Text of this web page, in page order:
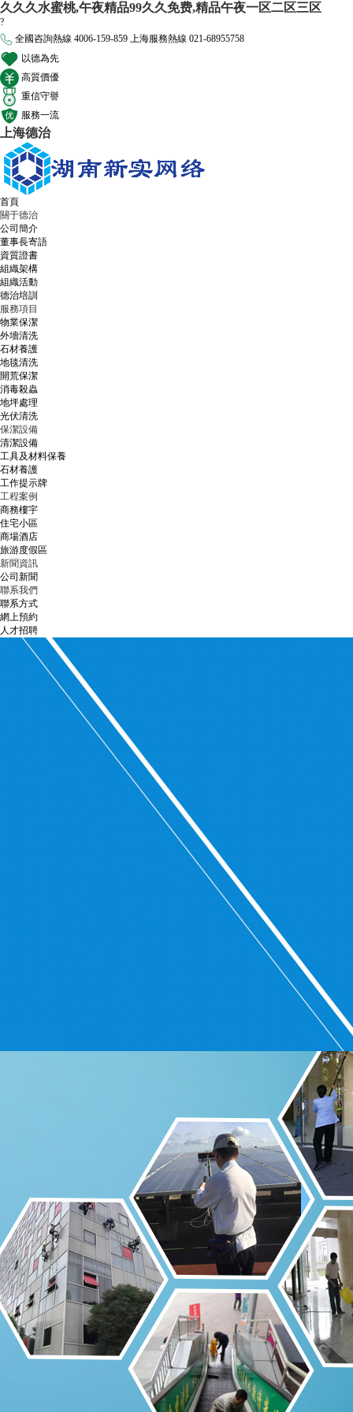
久久久水蜜桃,午夜精品99久久免费,精品午夜一区二区三区
?
全國咨詢熱線 4006-159-859 上海服務熱線 021-68955758
以德為先
高質價優
重信守譽
服務一流
上海德治
首頁
關于德治
公司簡介
董事長寄語
資質證書
組織架構
組織活動
德治培訓
服務項目
物業保潔
外墻清洗
石材養護
地毯清洗
開荒保潔
消毒殺蟲
地坪處理
光伏清洗
保潔設備
清潔設備
工具及材料保養
石材養護
工作提示牌
工程案例
商務樓宇
住宅小區
商場酒店
旅游度假區
新聞資訊
公司新聞
聯系我們
聯系方式
網上預約
人才招聘